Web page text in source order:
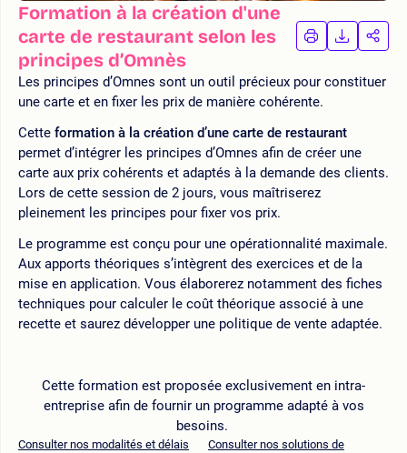
Formation à la création d'une
carte de restaurant selon les
principes d’Omnès
IMPRIMER
LA
LA
Les principes d’Omnes sont un outil précieux pour constituer
une carte et en fixer les prix de manière cohérente.
Cette formation à la création d’une carte de restaurant
permet d’intégrer les principes d’Omnes afin de créer une
carte aux prix cohérents et adaptés à la demande des clients.
Lors de cette session de 2 jours, vous maîtriserez
pleinement les principes pour fixer vos prix.
Le programme est conçu pour une opérationnalité maximale.
Aux apports théoriques s’intègrent des exercices et de la
mise en application. Vous élaborerez notamment des fiches
techniques pour calculer le coût théorique associé à une
recette et saurez développer une politique de vente adaptée.
Cette formation est proposée exclusivement en intra-
entreprise afin de fournir un programme adapté à vos
besoins.
Consulter nos modalités et délais
Consulter nos solutions de